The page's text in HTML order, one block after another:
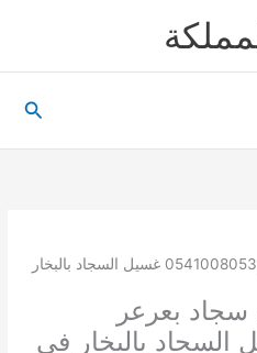
افضل شركة تنظيف سجاد بعرعر 0541008053 غسيل السجاد بالبخار
بعرعر
غسيل السجاد بالبخار فى